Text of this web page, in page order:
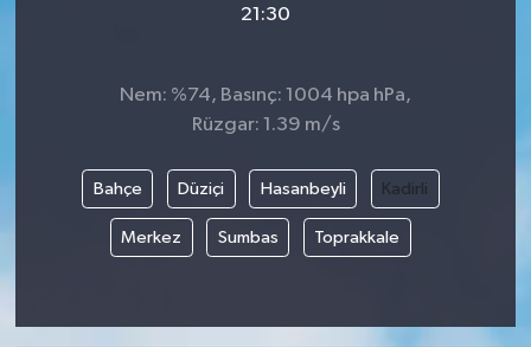
21:30
Nem: %74, Basınç: 1004 hpa hPa,
Rüzgar: 1.39 m/s
Bahçe Düziçi Hasanbeyli Kadirli
Merkez Sumbas Toprakkale
Yaşam
Yurttan